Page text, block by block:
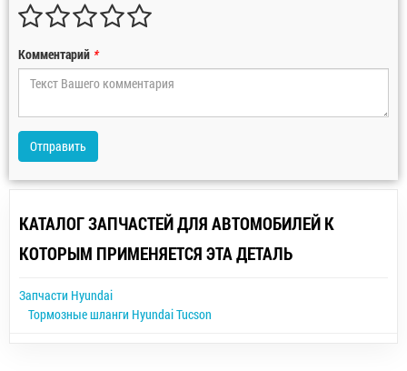
Комментарий *
Отправить
КАТАЛОГ ЗАПЧАСТЕЙ ДЛЯ АВТОМОБИЛЕЙ К
КОТОРЫМ ПРИМЕНЯЕТСЯ ЭТА ДЕТАЛЬ
Запчасти Hyundai
Тормозные шланги Hyundai Tucson